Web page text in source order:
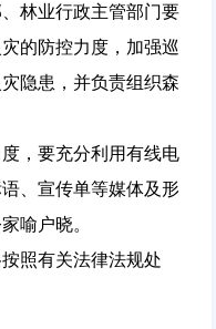
林业行政主管部门要
的防控力度，加强巡
隐患，并负责组织森
，要充分利用有线电
、宣传单等媒体及形
喻户晓。
照有关法律法规处